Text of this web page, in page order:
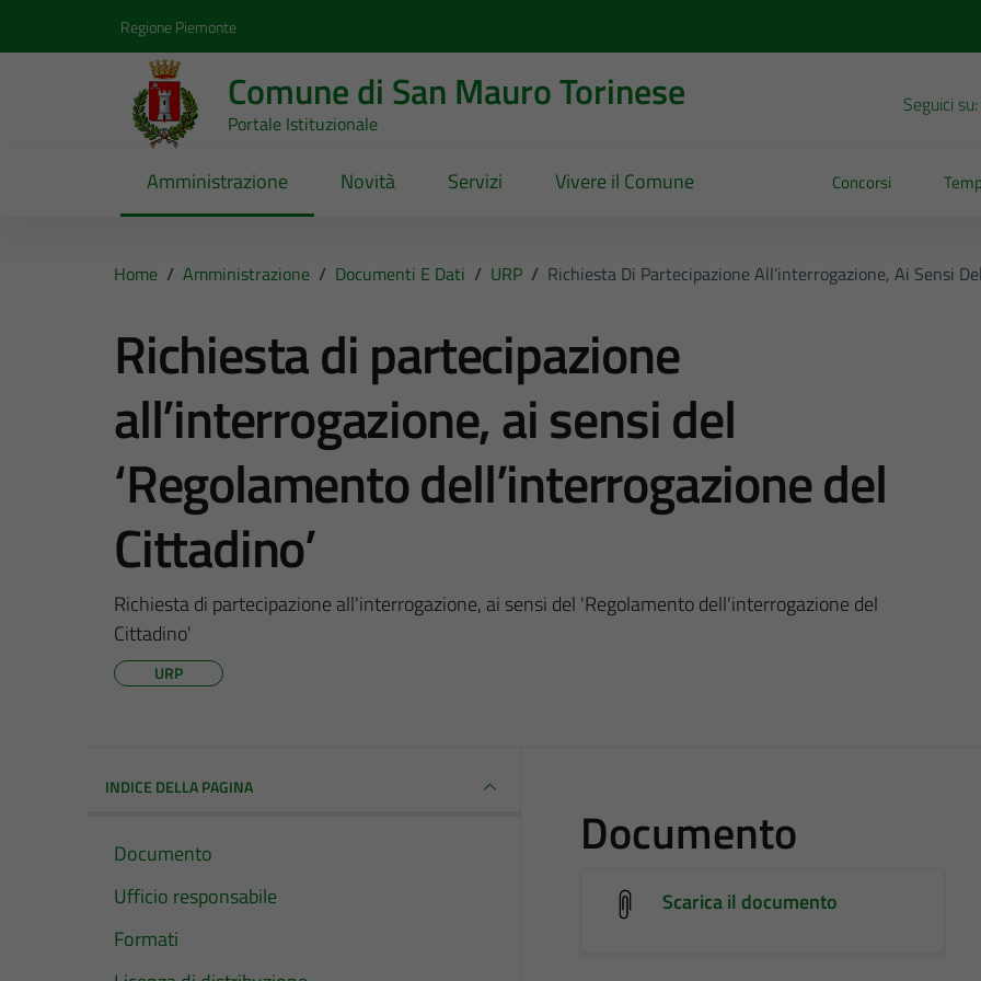
Regione Piemonte
Comune di San Mauro Torinese
Portale Istituzionale
Seguici su:
Amministrazione Novità Servizi Vivere il Comune Concorsi
Home / Amministrazione / Documenti E Dati / URP / Richiesta Di Partecipazione All’interrogazione, Ai Sensi
Richiesta di partecipazione
all’interrogazione, ai sensi del
‘Regolamento dell’interrogazione del
Cittadino’
Richiesta di partecipazione all'interrogazione, ai sensi del 'Regolamento dell'interrogazione del
Cittadino'
URP
INDICE DELLA PAGINA
Documento
Ufficio responsabile
Formati
Documento
Scarica il documento